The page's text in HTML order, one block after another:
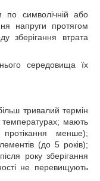
по символічній або
напруги протягом
зберігання втрата
середовища їх
тривалий термін
мають
протікання менше);
(до 5 років);
року зберігання
не перевищують